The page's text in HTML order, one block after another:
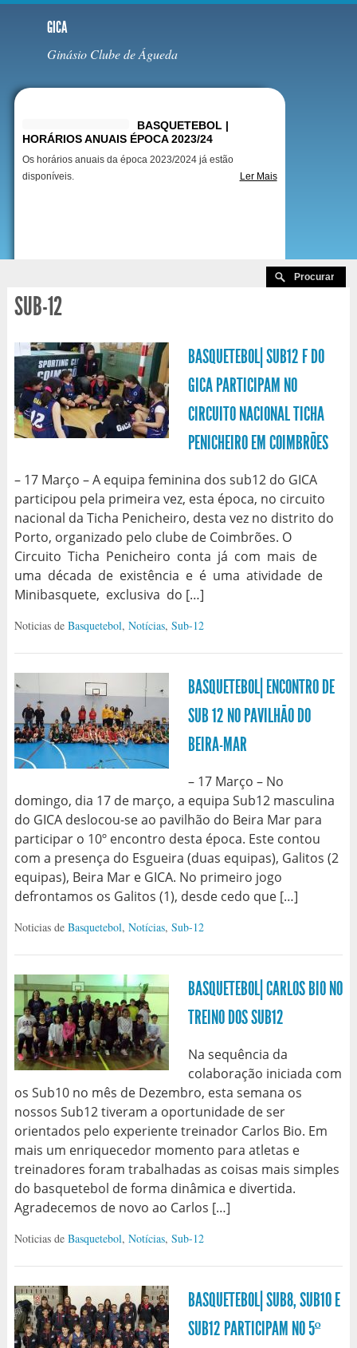
GICA
Ginásio Clube de Águeda
BASQUETEBOL |
HORÁRIOS ANUAIS ÉPOCA 2023/24
Os horários anuais da época 2023/2024 já estão
disponíveis.
Ler Mais
SUB-12
BASQUETEBOL| SUB12 F DO
GICA PARTICIPAM NO
CIRCUITO NACIONAL TICHA
PENICHEIRO EM COIMBRÕES
– 17 Março – A equipa feminina dos sub12 do GICA
participou pela primeira vez, esta época, no circuito
nacional da Ticha Penicheiro, desta vez no distrito do
Porto, organizado pelo clube de Coimbrões. O
Circuito Ticha Penicheiro conta já com mais de
uma década de existência e é uma atividade de
Minibasquete, exclusiva do […]
Noticias de Basquetebol, Notícias, Sub-12
BASQUETEBOL| ENCONTRO DE
SUB 12 NO PAVILHÃO DO
BEIRA-MAR
– 17 Março – No
domingo, dia 17 de março, a equipa Sub12 masculina
do GICA deslocou-se ao pavilhão do Beira Mar para
participar o 10º encontro desta época. Este contou
com a presença do Esgueira (duas equipas), Galitos (2
equipas), Beira Mar e GICA. No primeiro jogo
defrontamos os Galitos (1), desde cedo que […]
Noticias de Basquetebol, Notícias, Sub-12
BASQUETEBOL| CARLOS BIO NO
TREINO DOS SUB12
Na sequência da
colaboração iniciada com
os Sub10 no mês de Dezembro, esta semana os
nossos Sub12 tiveram a oportunidade de ser
orientados pelo experiente treinador Carlos Bio. Em
mais um enriquecedor momento para atletas e
treinadores foram trabalhadas as coisas mais simples
do basquetebol de forma dinâmica e divertida.
Agradecemos de novo ao Carlos […]
Noticias de Basquetebol, Notícias, Sub-12
BASQUETEBOL| SUB8, SUB10 E
SUB12 PARTICIPAM NO 5º